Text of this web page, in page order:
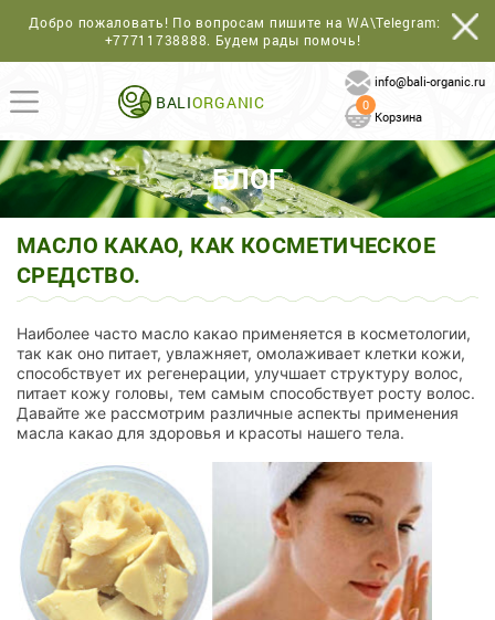
Добро пожаловать! По вопросам пишите на WA\Telegram:
+77711738888. Будем рады помочь!
BALIORGANIC
info@bali-organic.ru
0
Корзина
БЛОГ
МАСЛО КАКАО, КАК КОСМЕТИЧЕСКОЕ
СРЕДСТВО.
Наиболее часто масло какао применяется в косметологии,
так как оно питает, увлажняет, омолаживает клетки кожи,
способствует их регенерации, улучшает структуру волос,
питает кожу головы, тем самым способствует росту волос.
Давайте же рассмотрим различные аспекты применения
масла какао для здоровья и красоты нашего тела.